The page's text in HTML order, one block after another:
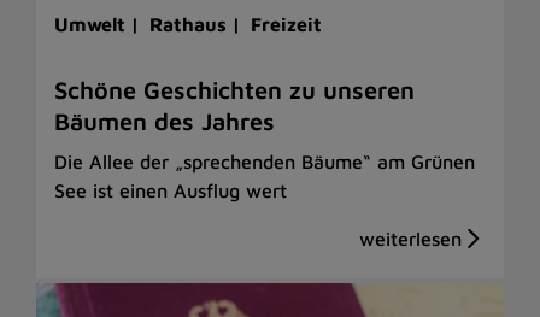
Umwelt | Rathaus | Freizeit
Schöne Geschichten zu unseren
Bäumen des Jahres
Die Allee der „sprechenden Bäume“ am Grünen
See ist einen Ausflug wert